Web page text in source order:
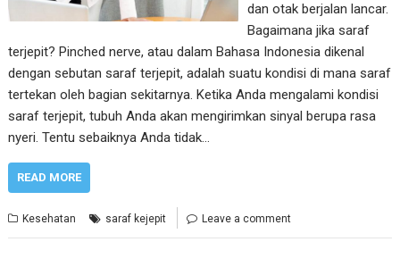
dan otak berjalan lancar.
Bagaimana jika saraf
terjepit? Pinched nerve, atau dalam Bahasa Indonesia dikenal
dengan sebutan saraf terjepit, adalah suatu kondisi di mana saraf
tertekan oleh bagian sekitarnya. Ketika Anda mengalami kondisi
saraf terjepit, tubuh Anda akan mengirimkan sinyal berupa rasa
nyeri. Tentu sebaiknya Anda tidak…
READ MORE
Kesehatan saraf kejepit Leave a comment